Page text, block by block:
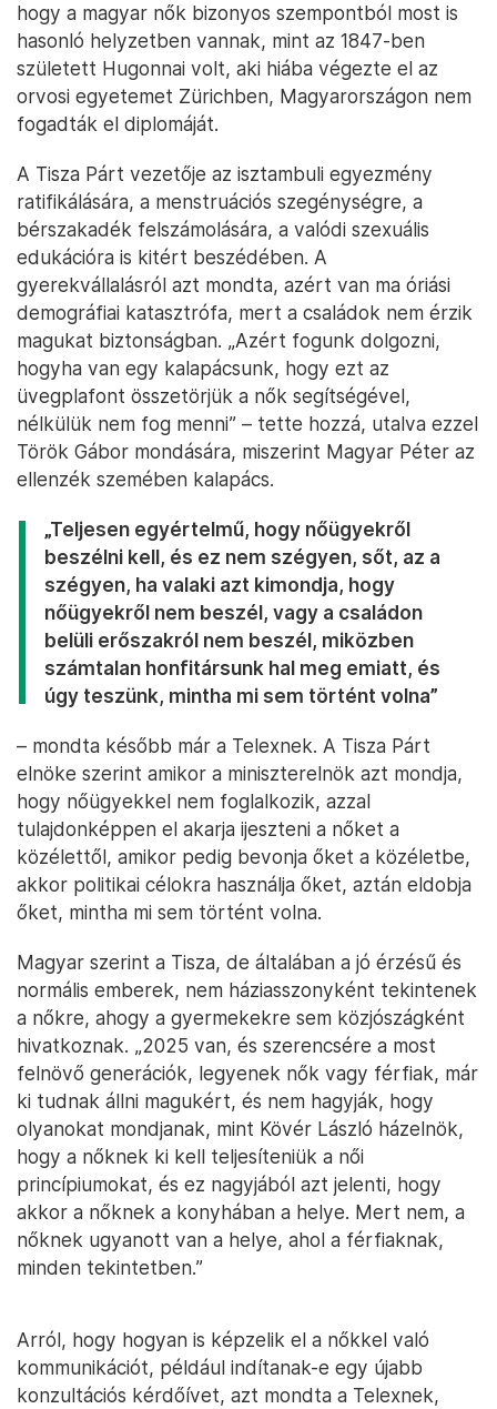
hogy a magyar nők bizonyos szempontból most is
hasonló helyzetben vannak, mint az 1847-ben
született Hugonnai volt, aki hiába végezte el az
orvosi egyetemet Zürichben, Magyarországon nem
fogadták el diplomáját.
A Tisza Párt vezetője az isztambuli egyezmény
ratifikálására, a menstruációs szegénységre, a
bérszakadék felszámolására, a valódi szexuális
edukációra is kitért beszédében. A
gyerekvállalásról azt mondta, azért van ma óriási
demográfiai katasztrófa, mert a családok nem érzik
magukat biztonságban. „Azért fogunk dolgozni,
hogyha van egy kalapácsunk, hogy ezt az
üvegplafont összetörjük a nők segítségével,
nélkülük nem fog menni” – tette hozzá, utalva ezzel
Török Gábor mondására, miszerint Magyar Péter az
ellenzék szemében kalapács.
„Teljesen egyértelmű, hogy nőügyekről
beszélni kell, és ez nem szégyen, sőt, az a
szégyen, ha valaki azt kimondja, hogy
nőügyekről nem beszél, vagy a családon
belüli erőszakról nem beszél, miközben
számtalan honfitársunk hal meg emiatt, és
úgy teszünk, mintha mi sem történt volna”
– mondta később már a Telexnek. A Tisza Párt
elnöke szerint amikor a miniszterelnök azt mondja,
hogy nőügyekkel nem foglalkozik, azzal
tulajdonképpen el akarja ijeszteni a nőket a
közélettől, amikor pedig bevonja őket a közéletbe,
akkor politikai célokra használja őket, aztán eldobja
őket, mintha mi sem történt volna.
Magyar szerint a Tisza, de általában a jó érzésű és
normális emberek, nem háziasszonyként tekintenek
a nőkre, ahogy a gyermekekre sem közjószágként
hivatkoznak. „2025 van, és szerencsére a most
felnövő generációk, legyenek nők vagy férfiak, már
ki tudnak állni magukért, és nem hagyják, hogy
olyanokat mondjanak, mint Kövér László házelnök,
hogy a nőknek ki kell teljesíteniük a női
princípiumokat, és ez nagyjából azt jelenti, hogy
akkor a nőknek a konyhában a helye. Mert nem, a
nőknek ugyanott van a helye, ahol a férfiaknak,
minden tekintetben.”
Arról, hogy hogyan is képzelik el a nőkkel való
kommunikációt, például indítanak-e egy újabb
konzultációs kérdőívet, azt mondta a Telexnek,